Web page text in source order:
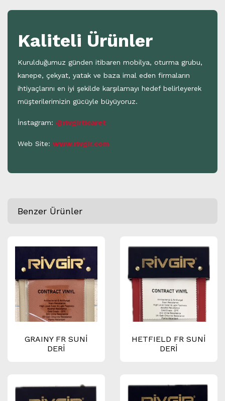
Kaliteli Ürünler
Kurulduğumuz günden itibaren mobilya, oturma grubu,
kanepe, çekyat, yatak ve baza imal eden firmaların
ihtiyaçlarını en iyi şekilde karşılamayı hedef belirleyerek
müşterilerimizin gücüyle büyüyoruz.
İnstagram: @rivgirticaret
Web Site: www.rivgir.com
Benzer Ürünler
GRAINY FR SUNİ
DERİ
HETFIELD FR SUNİ
DERİ